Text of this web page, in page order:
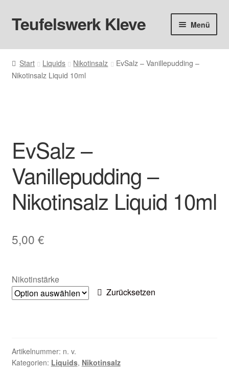
Zur
Navigation
Zum
Inhalt
Teufelswerk Kleve Menü
Startseite
Hardware
Big Puff
Aromen
Basen & Nikotin
Zubehör
Kontaktformular
Unsere Standorte
Start Liquids Nikotinsalz
EvSalz – Vanillepudding –
Nikotinsalz Liquid 10ml
EvSalz –
Vanillepudding –
Nikotinsalz Liquid 10ml
5,00 €
Nikotinstärke
Zurücksetzen
Artikelnummer: n. v.
Kategorien: Liquids, Nikotinsalz